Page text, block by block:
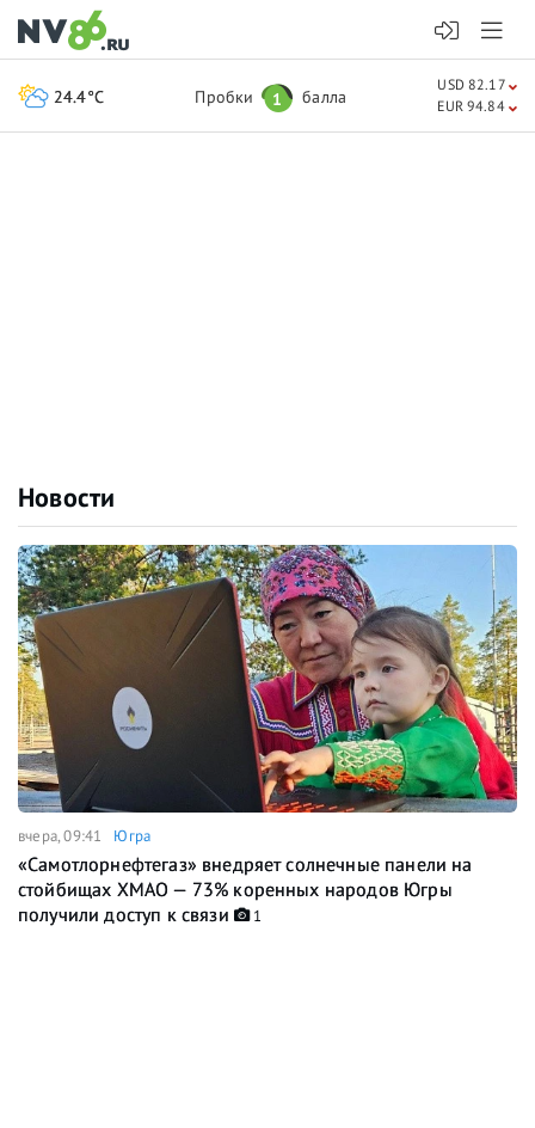
Новости
вчера, 09:41 Югра
«Самотлорнефтегаз» внедряет солнечные панели на
стойбищах ХМАО — 73% коренных народов Югры
получили доступ к связи
1
24.4°C Пробки 1 балла
USD 82.17
EUR 94.84